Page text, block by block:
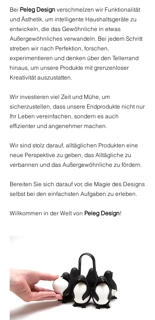
Bei Peleg Design verschmelzen wir Funktionalität
und Ästhetik, um intelligente Haushaltsgeräte zu
entwickeln, die das Gewöhnliche in etwas
Außergewöhnliches verwandeln. Bei jedem Schritt
streben wir nach Perfektion, forschen,
experimentieren und denken über den Tellerrand
hinaus, um unsere Produkte mit grenzenloser
Kreativität auszustatten.
Wir investieren viel Zeit und Mühe, um
sicherzustellen, dass unsere Endprodukte nicht nur
Ihr Leben vereinfachen, sondern es auch
effizienter und angenehmer machen.
Wir sind stolz darauf, alltäglichen Produkten eine
neue Perspektive zu geben, das Alltägliche zu
verbannen und das Außergewöhnliche zu fördern.
Bereiten Sie sich darauf vor, die Magie des Designs
selbst bei den einfachsten Aufgaben zu erleben.
Willkommen in der Welt von Peleg Design!